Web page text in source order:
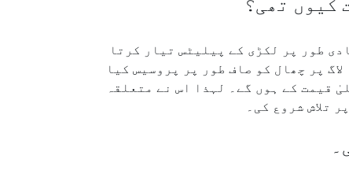
طور پر لکڑی کے پیلیٹس تیار کرتا
پر چھال کو صاف طور پر پروسیس کیا
قیمت کے ہوں گے۔ لہذا اس نے متعلقہ
تلاش شروع کی۔